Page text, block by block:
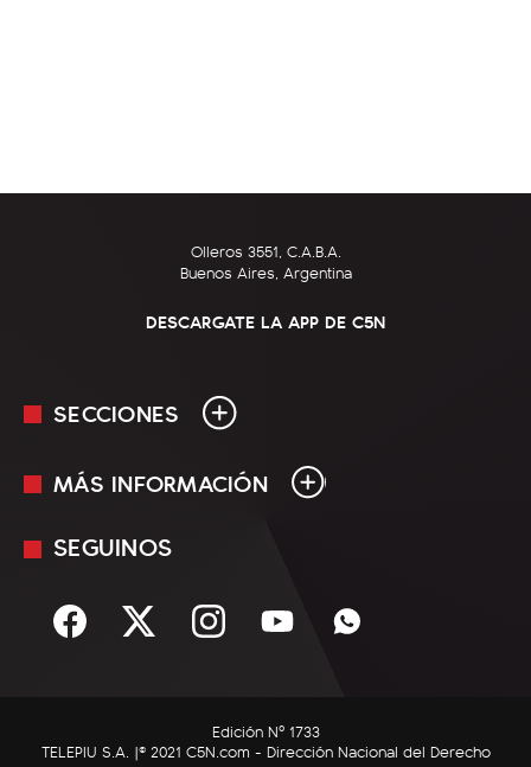
Olleros 3551, C.A.B.A.
Buenos Aires, Argentina
DESCARGATE LA APP DE C5N
SECCIONES
En Vivo
Sociedad
C5N Autos
MÁS INFORMACIÓN
Mediakit
Términos y condiciones
SEGUINOS
Edición Nº 1733
TELEPIU S.A. |© 2021 C5N.com - Dirección Nacional del Derecho